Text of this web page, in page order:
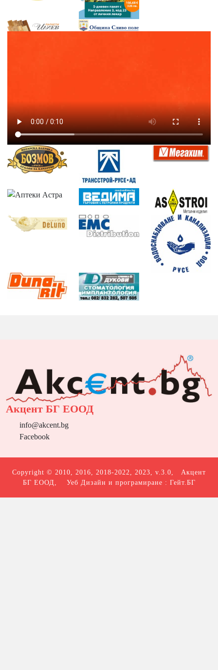
Акцент БГ ЕООД
info@akcent.bg
Facebook
Copyright © 2010, 2016, 2018-2022, 2023, v.3.0, Акцент
БГ ЕООД , Уеб Дизайн и програмиране : Гейт.БГ